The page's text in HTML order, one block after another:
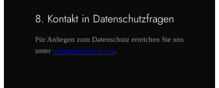
8. Kontakt in Datenschutzfragen
Für Anliegen zum Datenschutz erreichen Sie uns
unter contact@code-n.org.